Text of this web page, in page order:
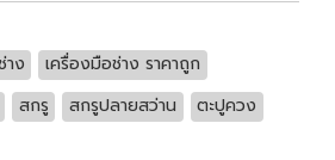
าง
เครื่องมือช่าง ราคาถูก
สกรู สกรูปลายสว่าน
ตะปูควง